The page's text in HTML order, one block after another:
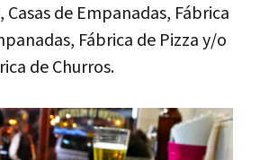
Casas de Empanadas, Fábrica
Fábrica de Pizza y/o
de Churros.